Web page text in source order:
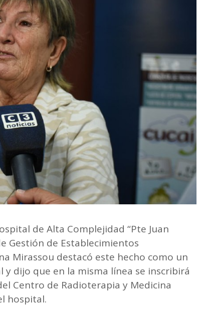
de Alta Complejidad “Pte Juan
Gestión de Establecimientos
Mirassou destacó este hecho como un
dijo que en la misma línea se inscribirá
Centro de Radioterapia y Medicina
hospital.